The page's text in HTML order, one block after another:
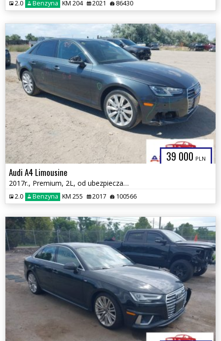
2.0 Benzyna KM 204 2021 86430
39 000 PLN
Audi A4 Limousine
2017r., Premium, 2L, od ubezpieczalni
2.0 Benzyna KM 255 2017 100566